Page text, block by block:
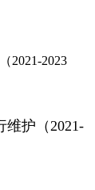
2021-2023
维护（2021-